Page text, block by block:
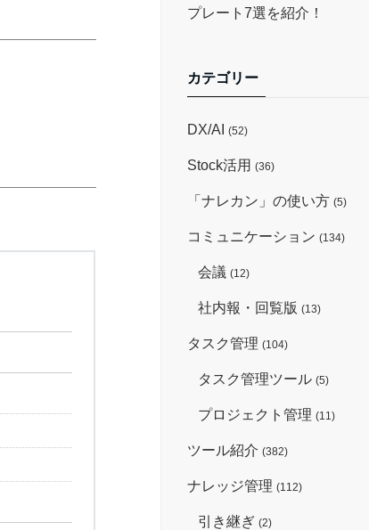
プレート7選を紹介！
カテゴリー
DX/AI (52)
Stock活用 (36)
「ナレカン」の使い方 (5)
コミュニケーション (134)
会議 (12)
社内報・回覧版 (13)
タスク管理 (104)
タスク管理ツール (5)
プロジェクト管理 (11)
ツール紹介 (382)
ナレッジ管理 (112)
引き継ぎ (2)